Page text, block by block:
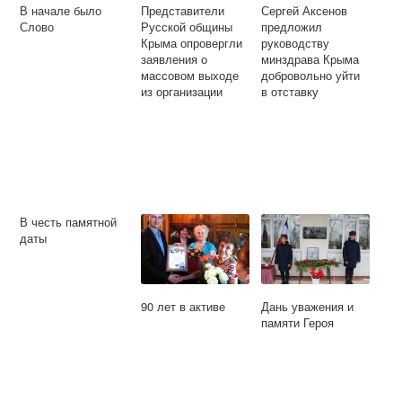
В начале было
Слово
Представители
Русской общины
Крыма опровергли
заявления о
массовом выходе
из организации
Сергей Аксенов
предложил
руководству
минздрава Крыма
добровольно уйти
в отставку
В честь памятной
даты
90 лет в активе
Дань уважения и
памяти Героя